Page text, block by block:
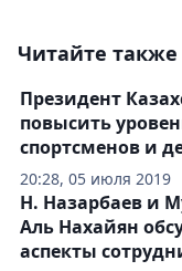
Читайте также
20:28, 05 июля 2019
Президент
повысить
спортсменов и
Н. Назарбаев и
Аль Нахайян
аспекты